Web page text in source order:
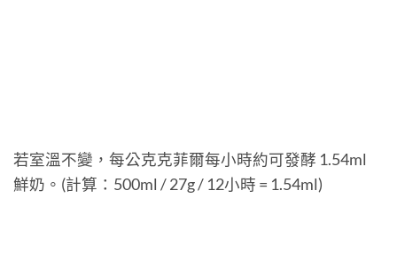
若室溫不變，每公克克菲爾每小時約可發酵 1.54ml
鮮奶。(計算：500ml / 27g / 12小時 = 1.54ml)